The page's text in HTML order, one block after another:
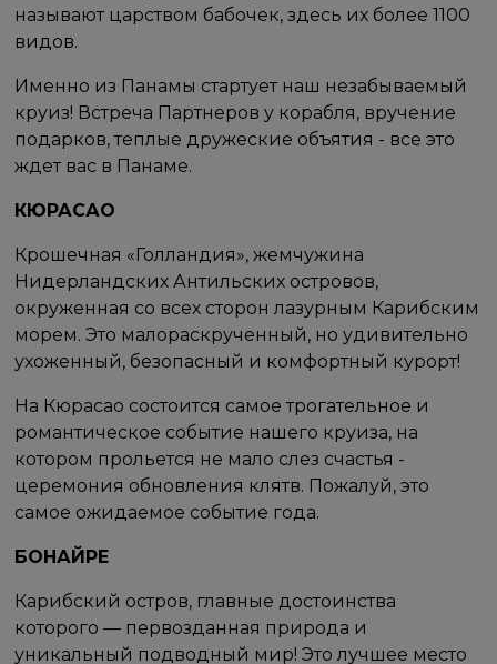
называют царством бабочек, здесь их более 1100
видов.
Именно из Панамы стартует наш незабываемый
круиз! Встреча Партнеров у корабля, вручение
подарков, теплые дружеские объятия - все это
ждет вас в Панаме.
КЮРАСАО
Крошечная «Голландия», жемчужина
Нидерландских Антильских островов,
окруженная со всех сторон лазурным Карибским
морем. Это малораскрученный, но удивительно
ухоженный, безопасный и комфортный курорт!
На Кюрасао состоится самое трогательное и
романтическое событие нашего круиза, на
котором прольется не мало слез счастья -
церемония обновления клятв. Пожалуй, это
самое ожидаемое событие года.
БОНАЙРЕ
Карибский остров, главные достоинства
которого — первозданная природа и
уникальный подводный мир! Это лучшее место